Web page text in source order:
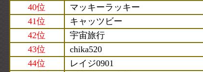
40位
マッキーラッキー
41位
キャッツビー
42位
宇宙旅行
43位
chika520
44位
レイジ0901